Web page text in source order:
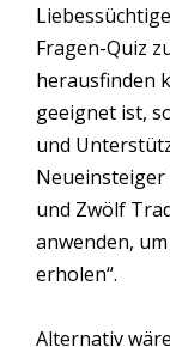
Fragen-Quiz
herausfinden
geeignet ist,
und
Neueinsteiger
und Zwölf
anwenden,
erholen“.
Alternativ